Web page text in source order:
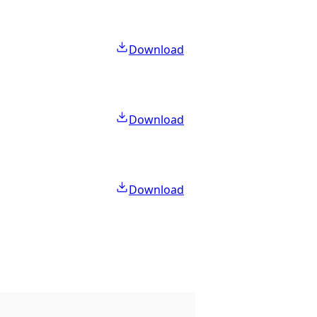
Download
Download
Download